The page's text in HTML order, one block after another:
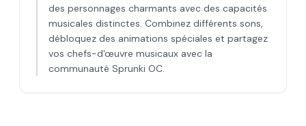
des personnages charmants avec des capacités
musicales distinctes. Combinez différents sons,
débloquez des animations spéciales et partagez
vos chefs-d'œuvre musicaux avec la
communauté Sprunki OC.